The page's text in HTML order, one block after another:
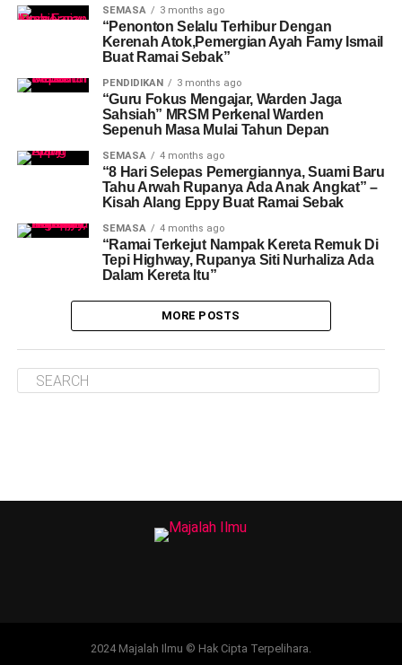
SEMASA 3 months ago
“Penonton Selalu Terhibur Dengan
Kerenah Atok,Pemergian Ayah Famy Ismail
Buat Ramai Sebak”
PENDIDIKAN 3 months ago
“Guru Fokus Mengajar, Warden Jaga
Sahsiah” MRSM Perkenal Warden
Sepenuh Masa Mulai Tahun Depan
SEMASA 4 months ago
“8 Hari Selepas Pemergiannya, Suami Baru
Tahu Arwah Rupanya Ada Anak Angkat” –
Kisah Alang Eppy Buat Ramai Sebak
SEMASA 4 months ago
“Ramai Terkejut Nampak Kereta Remuk Di
Tepi Highway, Rupanya Siti Nurhaliza Ada
Dalam Kereta Itu”
MORE POSTS
2024 Majalah Ilmu © Hak Cipta Terpelihara.